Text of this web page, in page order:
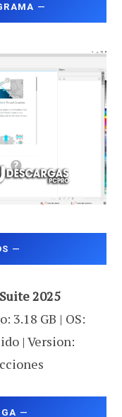
—
—
2025
3.18 GB | OS:
| Version:
—